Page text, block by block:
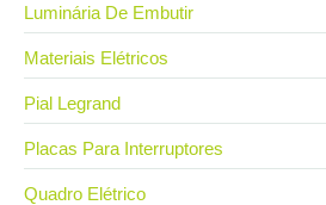
Luminária De Embutir
Materiais Elétricos
Pial Legrand
Placas Para Interruptores
Quadro Elétrico